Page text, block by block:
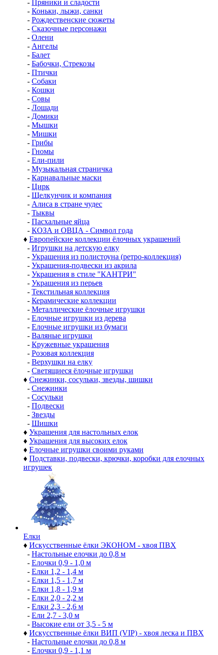
-
Пряники и сладости
- Коньки, лыжи, санки
- Рождественские сюжеты
- Сказочные персонажи
- Олени
- Ангелы
- Балет
- Бабочки, Стрекозы
- Птички
- Собаки
- Кошки
- Совы
- Лошади
- Домики
- Мышки
- Мишки
- Грибы
- Гномы
- Ели-пили
- Музыкальная страничка
- Карнавальные маски
- Цирк
- Щелкунчик и компания
- Алиса в стране чудес
- Тыквы
- Пасхальные яйца
- КОЗА и ОВЦА - Символ года
♦ Европейские коллекции ёлочных украшений
- Игрушки на детскую елку
- Украшения из полистоуна (ретро-коллекция)
- Украшения-подвески из акрила
- Украшения в стиле "КАНТРИ"
- Украшения из перьев
- Текстильная коллекция
- Керамические коллекции
- Металлические ёлочные игрушки
- Елочные игрушки из дерева
- Елочные игрушки из бумаги
- Валяные игрушки
- Кружевные украшения
- Розовая коллекция
- Верхушки на елку
- Светящиеся ёлочные игрушки
♦ Снежинки, сосульки, звезды, шишки
- Снежинки
- Сосульки
- Подвески
- Звезды
- Шишки
♦ Украшения для настольных елок
♦ Украшения для высоких елок
♦ Елочные игрушки своими руками
♦ Подставки, подвески, крючки, коробки для елочных
игрушек
Елки
♦ Искусственные ёлки ЭКОНОМ - хвоя ПВХ
- Настольные елочки до 0,8 м
- Елочки 0,9 - 1,0 м
- Елки 1,2 - 1,4 м
- Елки 1,5 - 1,7 м
- Елки 1,8 - 1,9 м
- Елки 2,0 - 2,2 м
- Елки 2,3 - 2,6 м
- Ели 2,7 - 3,0 м
- Высокие ели от 3,5 - 5 м
♦ Искусственные ёлки ВИП (VIP) - хвоя леска и ПВХ
- Настольные елочки до 0,8 м
- Елочки 0,9 - 1,1 м